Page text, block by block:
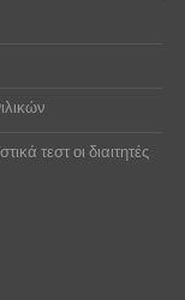
τεστ οι διαιτητές